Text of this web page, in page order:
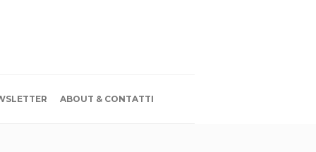
ABOUT & CONTATTI